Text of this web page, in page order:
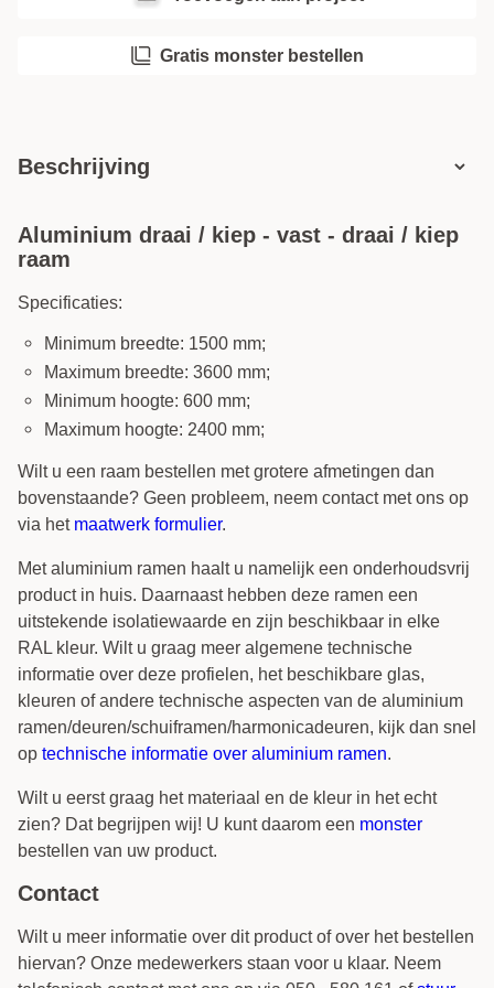
Beschrijving
Aluminium draai / kiep - vast - draai / kiep
raam
Specificaties:
Minimum breedte: 1500 mm;
Maximum breedte: 3600 mm;
Minimum hoogte: 600 mm;
Maximum hoogte: 2400 mm;
Wilt u een raam bestellen met grotere afmetingen dan
bovenstaande? Geen probleem, neem contact met ons op
via het maatwerk formulier.
Met aluminium ramen haalt u namelijk een onderhoudsvrij
product in huis. Daarnaast hebben deze ramen een
uitstekende isolatiewaarde en zijn beschikbaar in elke
RAL kleur. Wilt u graag meer algemene technische
informatie over deze profielen, het beschikbare glas,
kleuren of andere technische aspecten van de aluminium
ramen/deuren/schuiframen/harmonicadeuren, kijk dan snel
op technische informatie over aluminium ramen
Wilt u eerst graag het materiaal en de kleur in het echt
zien? Dat begrijpen wij! U kunt daarom een monster
bestellen van uw product.
Contact
Wilt u meer informatie over dit product of over het bestellen
hiervan? Onze medewerkers staan voor u klaar. Neem
Gratis monster bestellen